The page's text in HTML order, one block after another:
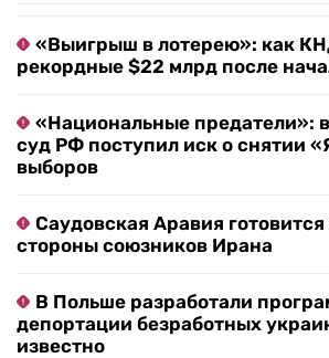
«Выигрыш в лотерею»: как
рекордные $22 млрд после
«Национальные предатели»:
суд РФ поступил иск о снятии
выборов
Саудовская Аравия готовится
стороны союзников Ирана
В Польше разработали
депортации безработных
известно